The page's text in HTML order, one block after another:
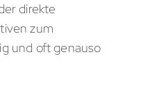
direkte
zum
und oft genauso